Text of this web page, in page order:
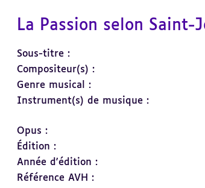
La Passion selon Saint-
Sous-titre :
Compositeur(s) :
Genre musical :
Instrument(s) de musique :
Opus :
Édition :
Année d'édition :
Référence AVH :